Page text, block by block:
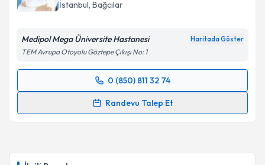
E-posta Adresiniz
Kişisel verilerimin işlenmesine ilişkinAydınlatma
'ni okudum ve kişisel verilerimin belirtilen
kapsamda işlenmesini kabul ediyorum.
İstanbul, Bağcılar
Medipol Mega Üniversite Hastanesi Haritada Göster
TEM Avrupa Otoyolu Göztepe Çıkışı No: 1
0 (850) 811 32 74
Randevu Talep Et
Randevu Takvimi Talebi
bilgilendireceğiz.